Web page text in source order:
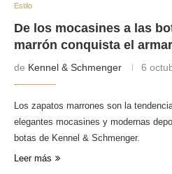
Estilo
De los mocasines a las
marrón conquista el
de Kennel & Schmenger 6
Los zapatos marrones son la
elegantes mocasines y modernas
botas de Kennel & Schmenger.
Leer más